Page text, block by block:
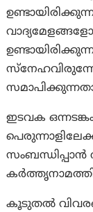
ഇടവക
സംബന്ധിപ്പാന്‍
കൂടുതല്‍